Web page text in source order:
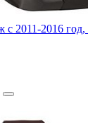
2011-2016 год,